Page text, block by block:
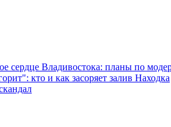
сердце Владивостока: планы по
кто и как засоряет залив Находка